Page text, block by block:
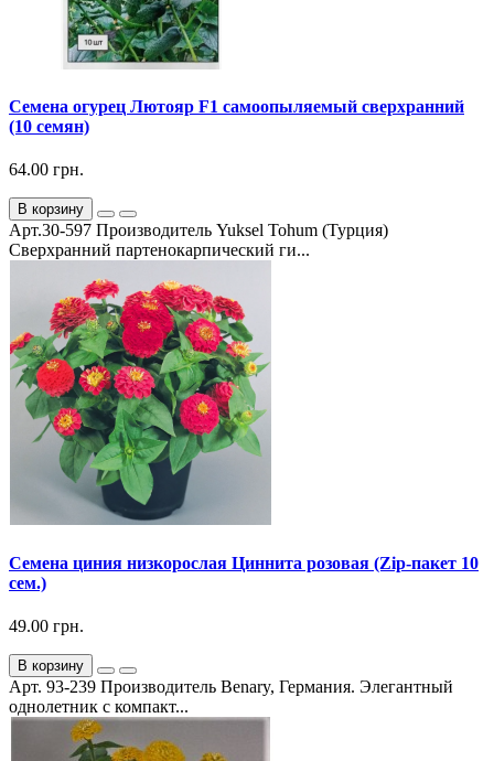
Семена огурец Лютояр F1 самоопыляемый сверхранний
(10 семян)
64.00 грн.
В корзину
Арт.30-597 Производитель Yuksel Tohum (Турция)
Сверхранний партенокарпический ги...
Семена циния низкорослая Циннита розовая (Zip-пакет 10
сем.)
49.00 грн.
В корзину
Арт. 93-239 Производитель Benary, Германия. Элегантный
однолетник с компакт...